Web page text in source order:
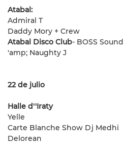
Atabal:
Admiral T
Daddy Mory + Crew
Atabal Disco Club- BOSS
'amp; Naughty J
22 de julio
Halle d''Iraty
Yelle
Carte Blanche Show Dj Medhi
Delorean